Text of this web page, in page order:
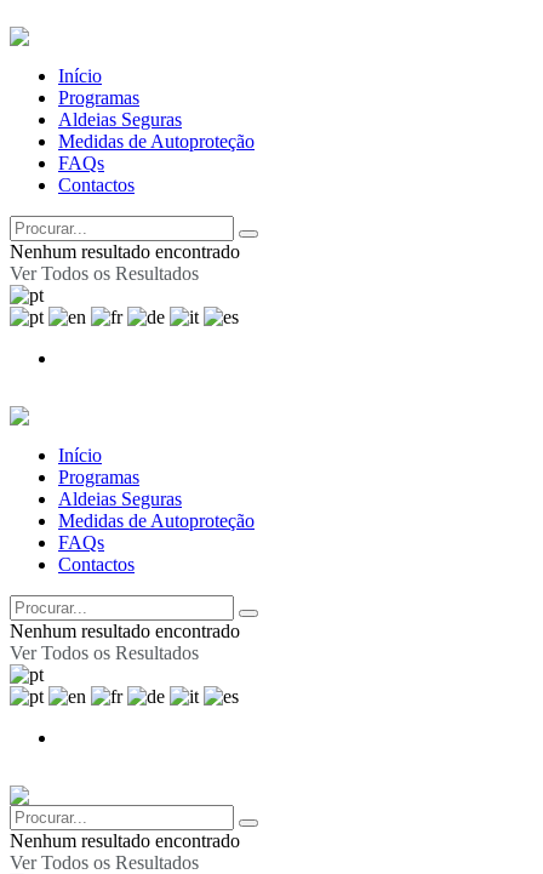
Início
Programas
Aldeias Seguras
Medidas de Autoproteção
FAQs
Contactos
Nenhum resultado encontrado
Ver Todos os Resultados
Início
Programas
Aldeias Seguras
Medidas de Autoproteção
FAQs
Contactos
Nenhum resultado encontrado
Ver Todos os Resultados
Nenhum resultado encontrado
Ver Todos os Resultados